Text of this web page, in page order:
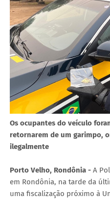
Os ocupantes do veículo
retornarem de um garimpo,
ilegalmente
Porto Velho, Rondônia - A
em Rondônia, na tarde da
uma fiscalização próximo à